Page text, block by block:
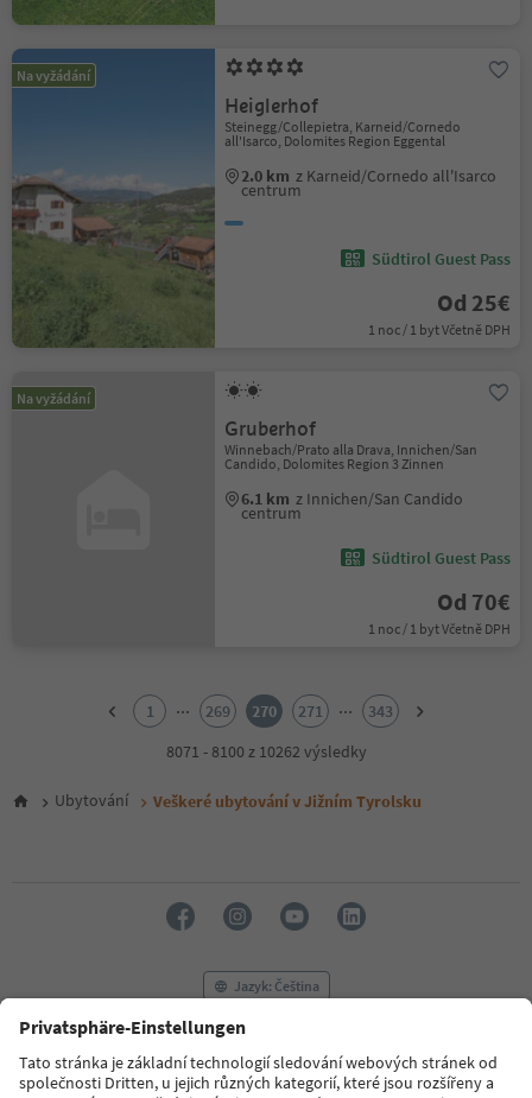
Na vyžádání
Heiglerhof
Steinegg/Collepietra, Karneid/Cornedo
all'Isarco, Dolomites Region Eggental
2.0 km z Karneid/Cornedo all'Isarco
centrum
Südtirol Guest Pass
Od 25€
1 noc / 1 byt Včetně DPH
Na vyžádání
Gruberhof
Winnebach/Prato alla Drava, Innichen/San
Candido, Dolomites Region 3 Zinnen
6.1 km z Innichen/San Candido
centrum
Südtirol Guest Pass
Od 70€
1 noc / 1 byt Včetně DPH
6
16
17
18
1 ... 269 270 271 ...
343
8071 - 8100 z 10262 výsledky
Ubytování Veškeré ubytování v Jižním Tyrolsku
Jazyk: Čeština
FAQ Kontaktujte nás Tisk
MICE
Zásady ochrany osobních údajů
Podmínky a ujednání Tiráž